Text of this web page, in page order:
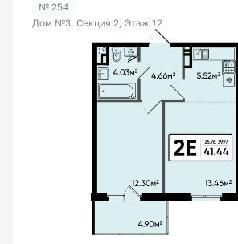
№ 254
Дом №3, Секция 2, Этаж 12